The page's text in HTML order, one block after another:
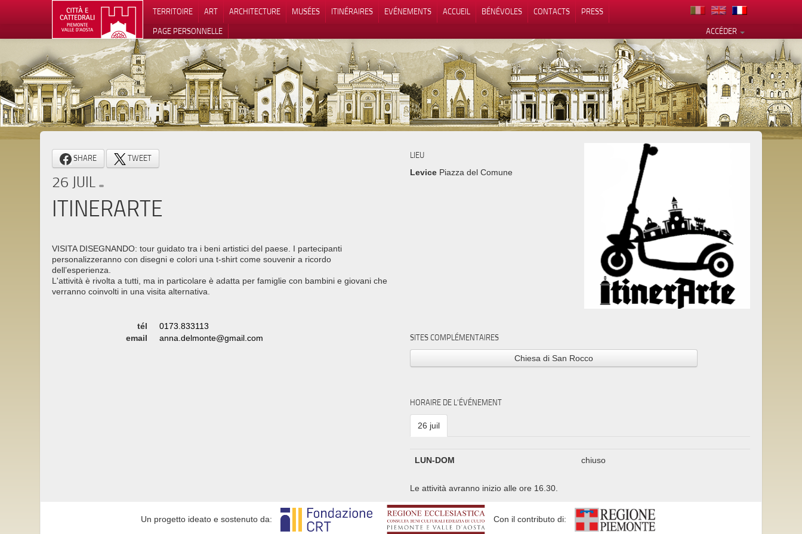
TERRITOIRE ART ARCHITECTURE MUSÉES ITINÉRAIRES EVÉNEMENTS ACCUEIL BÉNÉVOLES CONTACTS
PRESS
ACCÉDER
PAGE PERSONNELLE
SHARE TWEET
26 JUIL
ITINERARTE
VISITA DISEGNANDO: tour guidato tra i beni artistici del paese. I partecipanti
personalizzeranno con disegni e colori una t-shirt come souvenir a ricordo
dell’esperienza.
L'attività è rivolta a tutti, ma in particolare è adatta per famiglie con bambini e giovani che
verranno coinvolti in una visita alternativa.
tél
0173.833113
email
anna.delmonte@gmail.com
LIEU
LevicePiazza del Comune
SITES COMPLÉMENTAIRES
Chiesa di San Rocco
HORAIRE DE L'ÉVÉNEMENT
26 juil
LUN-DOM chiuso
Le attività avranno inizio alle ore 16.30.
Un progetto ideato e sostenuto da: Con il contributo di:
Vos choix en matière de confidentialité